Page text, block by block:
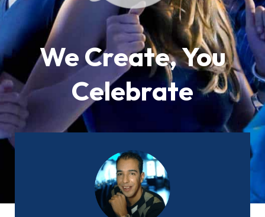
We Create, You
Celebrate